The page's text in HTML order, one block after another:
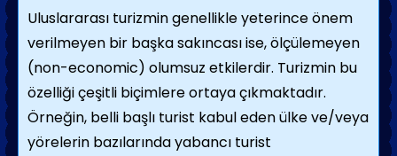
Uluslararası turizmin genellikle yeterince önem
verilmeyen bir başka sakıncası ise, ölçülemeyen
(non-economic) olumsuz etkilerdir. Turizmin bu
özelliği çeşitli biçimlere ortaya çıkmaktadır.
Örneğin, belli başlı turist kabul eden ülke ve/veya
yörelerin bazılarında yabancı turist